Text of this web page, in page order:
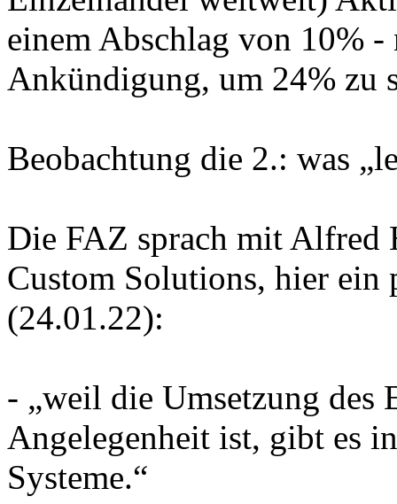
einem Abschlag von 10% -
Ankündigung, um 24% zu
Beobachtung die 2.: was
Die FAZ sprach mit
Custom Solutions, hier ein
(24.01.22):
- „weil die Umsetzung des
Angelegenheit ist, gibt es
Systeme.“